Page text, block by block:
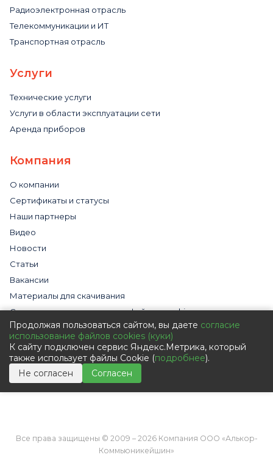
Радиоэлектронная отрасль
Телекоммуникации и ИТ
Транспортная отрасль
Услуги
Технические услуги
Услуги в области эксплуатации сети
Аренда приборов
Компания
О компании
Сертификаты и статусы
Наши партнеры
Видео
Новости
Статьи
Вакансии
Материалы для скачивания
Cогласие на использование файлов cookies
Обработка персональных данных с помощью сервиса
«Яндекс.Метрика»
Политика в отношении обработки персональных данных
Пользовательское соглашение
Согласие на обработку персональных данных
Все права защищены © 2009 – 2026 Компания ООО «Алькор-
Коммьюникейшин»
Продолжая пользоваться сайтом, вы даете согласие
использование файлов cookies (куки)
К сайту подключен сервис Яндекс.Метрика, который
также использует файлы Cookie (подробнее).
Не согласен
Согласен